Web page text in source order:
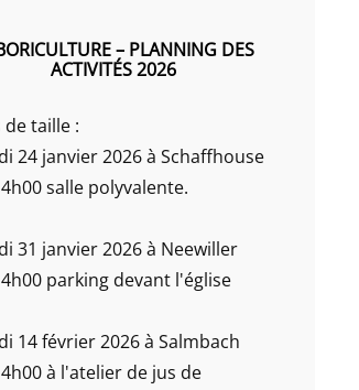
– PLANNING DES
ACTIVITÉS 2026
de taille :
24 janvier 2026 à Schaffhouse
salle polyvalente.
31 janvier 2026 à Neewiller
parking devant l'église
14 février 2026 à Salmbach
à l'atelier de jus de